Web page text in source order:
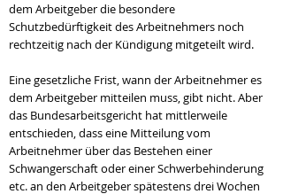
dem Arbeitgeber die besondere
Schutzbedürftigkeit des Arbeitnehmers noch
rechtzeitig nach der Kündigung mitgeteilt wird.
Eine gesetzliche Frist, wann der Arbeitnehmer es
dem Arbeitgeber mitteilen muss, gibt nicht. Aber
das Bundesarbeitsgericht hat mittlerweile
entschieden, dass eine Mitteilung vom
Arbeitnehmer über das Bestehen einer
Schwangerschaft oder einer Schwerbehinderung
etc. an den Arbeitgeber spätestens drei Wochen